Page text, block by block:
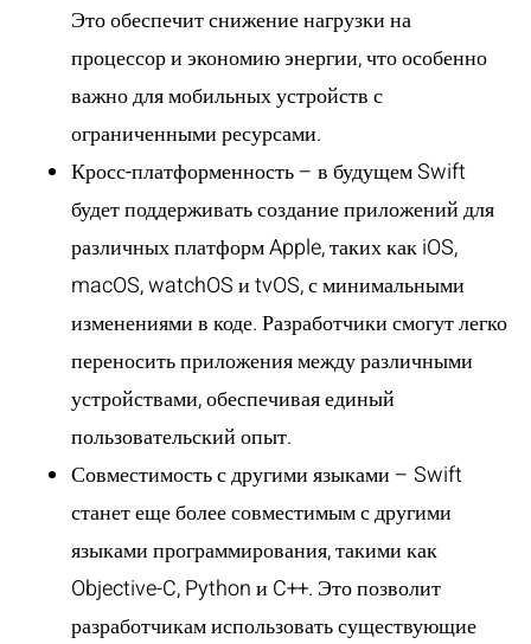
Это обеспечит снижение нагрузки на
процессор и экономию энергии, что особенно
важно для мобильных устройств с
ограниченными ресурсами.
Кросс-платформенность– в будущем Swift
будет поддерживать создание приложений для
различных платформ Apple, таких как iOS,
macOS, watchOS и tvOS, с минимальными
изменениями в коде. Разработчики смогут легко
переносить приложения между различными
устройствами, обеспечивая единый
пользовательский опыт.
Совместимость с другими языками– Swift
станет еще более совместимым с другими
языками программирования, такими как
Objective-C, Python и C++. Это позволит
разработчикам использовать существующие